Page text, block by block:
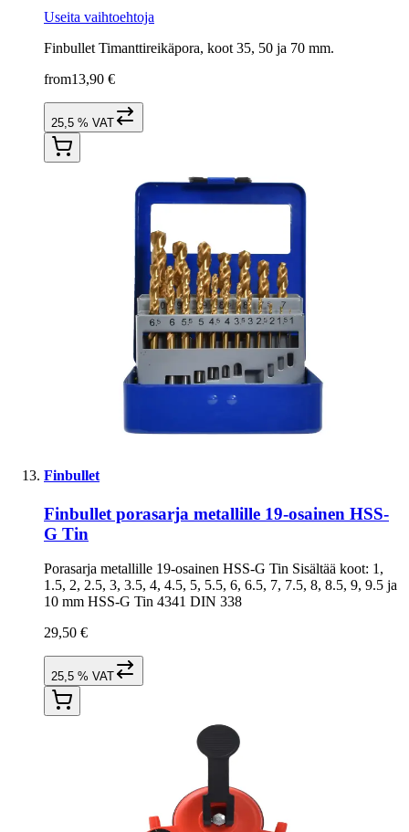
Useita vaihtoehtoja
Finbullet Timanttireikäpora, koot 35, 50 ja 70 mm.
from13,90 €
25,5 % VAT
Finbullet
Finbullet porasarja metallille 19-osainen HSS-
G Tin
Porasarja metallille 19-osainen HSS-G Tin Sisältää koot: 1,
1.5, 2, 2.5, 3, 3.5, 4, 4.5, 5, 5.5, 6, 6.5, 7, 7.5, 8, 8.5, 9, 9.5 ja
10 mm HSS-G Tin 4341 DIN 338
29,50 €
25,5 % VAT